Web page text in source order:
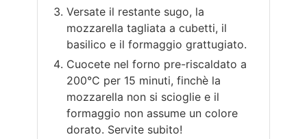
Versate il restante sugo, la
mozzarella tagliata a cubetti, il
basilico e il formaggio grattugiato.
Cuocete nel forno pre-riscaldato a
200°C per 15 minuti, finchè la
mozzarella non si scioglie e il
formaggio non assume un colore
dorato. Servite subito!